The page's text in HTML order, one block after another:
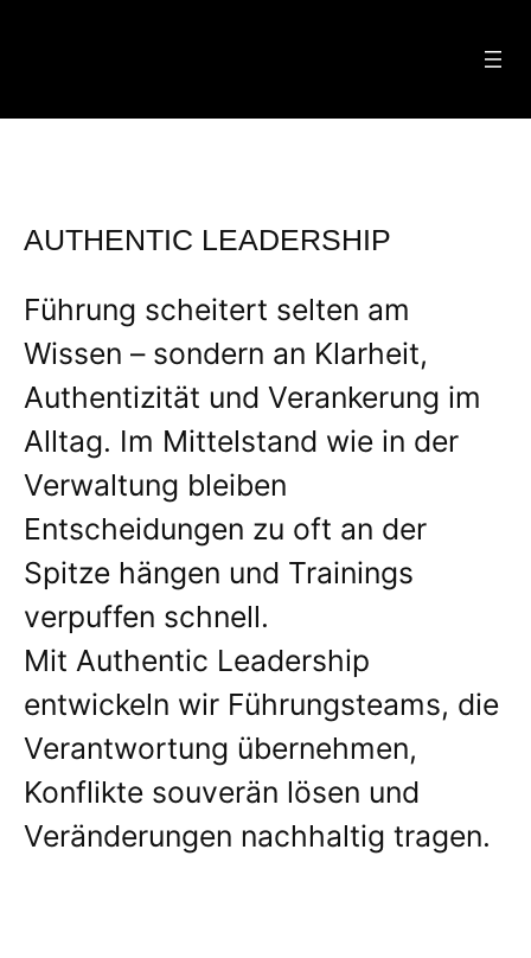
AUTHENTIC LEADERSHIP
Führung scheitert selten am
Wissen – sondern an Klarheit,
Authentizität und Verankerung im
Alltag. Im Mittelstand wie in der
Verwaltung bleiben
Entscheidungen zu oft an der
Spitze hängen und Trainings
verpuffen schnell.
Mit Authentic Leadership
entwickeln wir Führungsteams, die
Verantwortung übernehmen,
Konflikte souverän lösen und
Veränderungen nachhaltig tragen.